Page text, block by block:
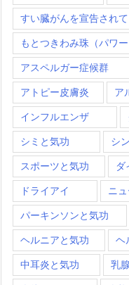
すい臓がんを宣告されて
もとつきわみ珠（パワー
アスペルガー症候群
アトピー皮膚炎 ア
インフルエンザ
シミと気功 シ
スポーツと気功 ダ
ドライアイ ニ
パーキンソンと気功
ヘルニアと気功 ヘ
中耳炎と気功 乳